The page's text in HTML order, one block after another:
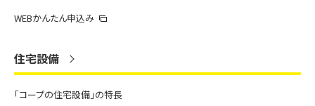
WEBかんたん申込み
住宅設備
「コープの住宅設備」の特長